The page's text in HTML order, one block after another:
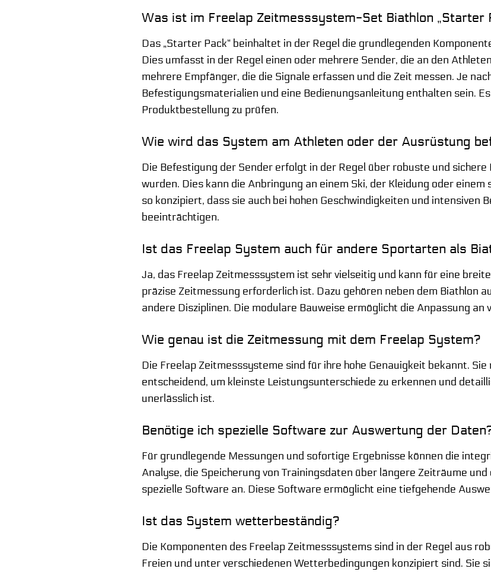
Was ist im Freelap Zeitmesssystem-Set Biathlon „Starter
Das „Starter Pack“ beinhaltet in der Regel die grundlegenden
Dies umfasst in der Regel einen oder mehrere Sender, die an den
mehrere Empfänger, die die Signale erfassen und die Zeit messen. Je
Befestigungsmaterialien und eine Bedienungsanleitung enthalten sein.
Produktbestellung zu prüfen.
Wie wird das System am Athleten oder der Ausrüstung
Die Befestigung der Sender erfolgt in der Regel über robuste und
wurden. Dies kann die Anbringung an einem Ski, der Kleidung oder
so konzipiert, dass sie auch bei hohen Geschwindigkeiten und intensiven
beeinträchtigen.
Ist das Freelap System auch für andere Sportarten als
Ja, das Freelap Zeitmesssystem ist sehr vielseitig und kann für eine
präzise Zeitmessung erforderlich ist. Dazu gehören neben dem Biathlon
andere Disziplinen. Die modulare Bauweise ermöglicht die Anpassung an
Wie genau ist die Zeitmessung mit dem Freelap System?
Die Freelap Zeitmesssysteme sind für ihre hohe Genauigkeit bekannt.
entscheidend, um kleinste Leistungsunterschiede zu erkennen und
unerlässlich ist.
Benötige ich spezielle Software zur Auswertung der
Für grundlegende Messungen und sofortige Ergebnisse können die
Analyse, die Speicherung von Trainingsdaten über längere Zeiträume
spezielle Software an. Diese Software ermöglicht eine tiefgehende
Ist das System wetterbeständig?
Die Komponenten des Freelap Zeitmesssystems sind in der Regel aus
Freien und unter verschiedenen Wetterbedingungen konzipiert sind. Sie